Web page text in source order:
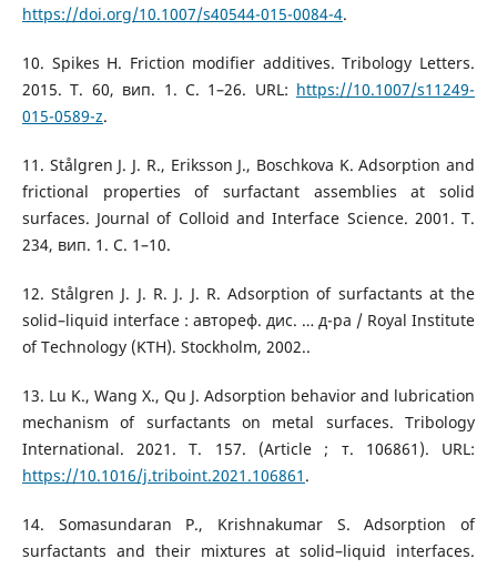
https://doi.org/10.1007/s40544-015-0084-4.
10. Spikes H. Friction modifier additives. Tribology Letters.
2015. Т. 60, вип. 1. С. 1–26. URL: https://10.1007/s11249-
015-0589-z.
11. Stålgren J. J. R., Eriksson J., Boschkova K. Adsorption and
frictional properties of surfactant assemblies at solid
surfaces. Journal of Colloid and Interface Science. 2001. Т.
234, вип. 1. С. 1–10.
12. Stålgren J. J. R. J. J. R. Adsorption of surfactants at the
solid–liquid interface : автореф. дис. … д-ра / Royal Institute
of Technology (KTH). Stockholm, 2002..
13. Lu K., Wang X., Qu J. Adsorption behavior and lubrication
mechanism of surfactants on metal surfaces. Tribology
International. 2021. Т. 157. (Article ; т. 106861). URL:
https://10.1016/j.triboint.2021.106861 .
14. Somasundaran P., Krishnakumar S. Adsorption of
surfactants and their mixtures at solid–liquid interfaces.